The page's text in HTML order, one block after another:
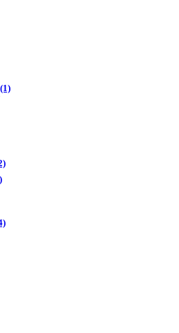
(1)